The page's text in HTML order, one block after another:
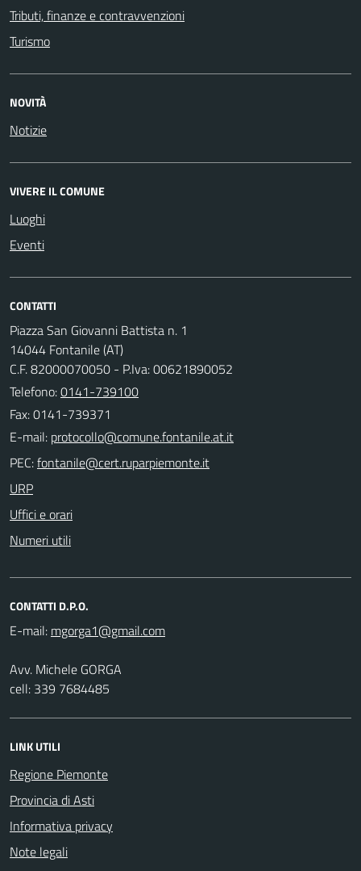
Tributi, finanze e contravvenzioni
Turismo
NOVITÀ
Notizie
VIVERE IL COMUNE
Luoghi
Eventi
CONTATTI
Piazza San Giovanni Battista n. 1
14044 Fontanile (AT)
C.F. 82000070050 - P.Iva: 00621890052
Telefono:0141-739100
Fax: 0141-739371
E-mail:
PEC:
URP
Uffici e orari
Numeri utili
CONTATTI D.P.O.
E-mail:
Avv. Michele GORGA
cell: 339 7684485
LINK UTILI
Regione Piemonte
Provincia di Asti
Informativa privacy
Note legali